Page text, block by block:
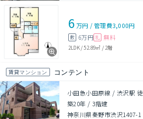
6 万円 /管理費3,000円
敷 6万円 礼 無料
2LDK/52.89㎡ / 2階
賃貸マンション コンテント
小田急小田原線 / 渋沢駅
築20年 / 3階建
神奈川県秦野市渋沢1407-1